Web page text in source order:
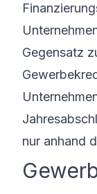
Gegensatz
nur anhand